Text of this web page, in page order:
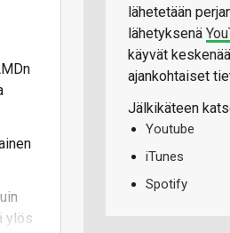
ylös
lähetetään
lähetyksenä
käyvät
ajankohtaiset
Jälkikäteen
Youtube
iTunes
Spotify